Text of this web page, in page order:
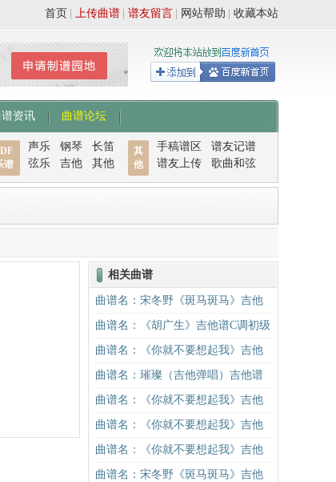
收藏本站
网站帮助
谱友留言
上传曲谱
首页
谱资讯 曲谱论坛
谱
声乐 钢琴
长笛
弦乐
吉他 其他
其
他
手稿谱区
谱友记谱
谱友上传
歌曲和弦
相关曲谱
曲谱名：宋冬野《斑马斑马》吉他
谱G调初级进阶版（酷音小伟吉他教
学）吉他谱
曲谱名：《胡广生》吉他谱C调初级
进阶版（酷音小伟吉他弹唱教学）
吉他谱
曲谱名：《你就不要想起我》吉他
谱C调简单版吉他谱
曲谱名：璀璨（吉他弹唱）吉他谱
曲谱名：《你就不要想起我》吉他
谱C调简单版吉他谱
曲谱名：《你就不要想起我》吉他
谱C调简单版吉他谱
曲谱名：《你就不要想起我》吉他
谱C调简单版吉他谱
曲谱名：宋冬野《斑马斑马》吉他